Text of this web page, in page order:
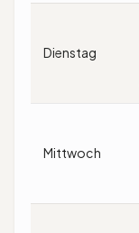
Dienstag
Mittwoch